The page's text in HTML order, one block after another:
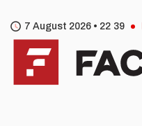
7 August 2026 • 22 39